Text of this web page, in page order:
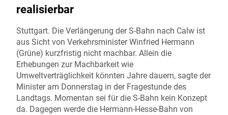
realisierbar
Stuttgart. Die Verlängerung der S-Bahn nach Calw ist
aus Sicht von Verkehrsminister Winfried Hermann
(Grüne) kurzfristig nicht machbar. Allein die
Erhebungen zur Machbarkeit wie
Umweltverträglichkeit könnten Jahre dauern, sagte der
Minister am Donnerstag in der Fragestunde des
Landtags. Momentan sei für die S-Bahn kein Konzept
da. Dagegen werde die Hermann-Hesse-Bahn von